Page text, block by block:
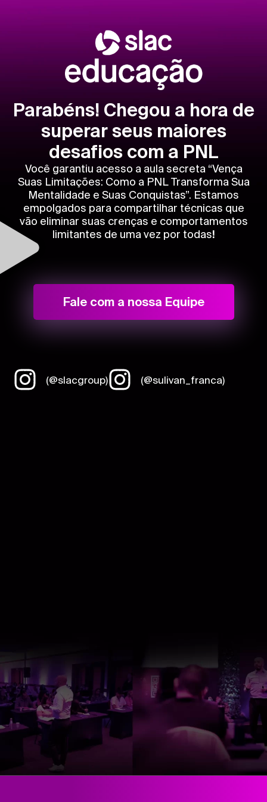
Parabéns! Chegou a hora de
superar seus maiores
desafios com a PNL
Você garantiu acesso a aula secreta “Vença
Suas Limitações: Como a PNL Transforma Sua
Mentalidade e Suas Conquistas”. Estamos
empolgados para compartilhar técnicas que
vão eliminar suas crenças e comportamentos
limitantes de uma vez por todas!
Fale com a nossa Equipe
(@slacgroup) (@sulivan_franca)